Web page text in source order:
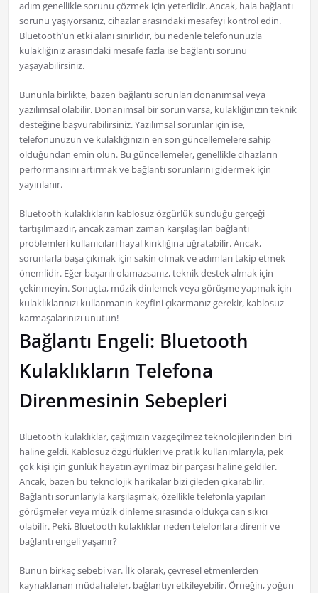
adım genellikle sorunu çözmek için yeterlidir. Ancak, hala bağlantı
sorunu yaşıyorsanız, cihazlar arasındaki mesafeyi kontrol edin.
Bluetooth’un etki alanı sınırlıdır, bu nedenle telefonunuzla
kulaklığınız arasındaki mesafe fazla ise bağlantı sorunu
yaşayabilirsiniz.
Bununla birlikte, bazen bağlantı sorunları donanımsal veya
yazılımsal olabilir. Donanımsal bir sorun varsa, kulaklığınızın teknik
desteğine başvurabilirsiniz. Yazılımsal sorunlar için ise,
telefonunuzun ve kulaklığınızın en son güncellemelere sahip
olduğundan emin olun. Bu güncellemeler, genellikle cihazların
performansını artırmak ve bağlantı sorunlarını gidermek için
yayınlanır.
Bluetooth kulaklıkların kablosuz özgürlük sunduğu gerçeği
tartışılmazdır, ancak zaman zaman karşılaşılan bağlantı
problemleri kullanıcıları hayal kırıklığına uğratabilir. Ancak,
sorunlarla başa çıkmak için sakin olmak ve adımları takip etmek
önemlidir. Eğer başarılı olamazsanız, teknik destek almak için
çekinmeyin. Sonuçta, müzik dinlemek veya görüşme yapmak için
kulaklıklarınızı kullanmanın keyfini çıkarmanız gerekir, kablosuz
karmaşalarınızı unutun!
Bağlantı Engeli: Bluetooth
Kulaklıkların Telefona
Direnmesinin Sebepleri
Bluetooth kulaklıklar, çağımızın vazgeçilmez teknolojilerinden biri
haline geldi. Kablosuz özgürlükleri ve pratik kullanımlarıyla, pek
çok kişi için günlük hayatın ayrılmaz bir parçası haline geldiler.
Ancak, bazen bu teknolojik harikalar bizi çileden çıkarabilir.
Bağlantı sorunlarıyla karşılaşmak, özellikle telefonla yapılan
görüşmeler veya müzik dinleme sırasında oldukça can sıkıcı
olabilir. Peki, Bluetooth kulaklıklar neden telefonlara direnir ve
bağlantı engeli yaşanır?
Bunun birkaç sebebi var. İlk olarak, çevresel etmenlerden
kaynaklanan müdahaleler, bağlantıyı etkileyebilir. Örneğin, yoğun